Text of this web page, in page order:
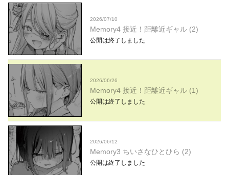
2026/07/10
Memory4 接近！距離近ギャル (2)
公開は終了しました
2026/06/26
Memory4 接近！距離近ギャル (1)
公開は終了しました
2026/06/12
Memory3 ちいさなひとひら (2)
公開は終了しました